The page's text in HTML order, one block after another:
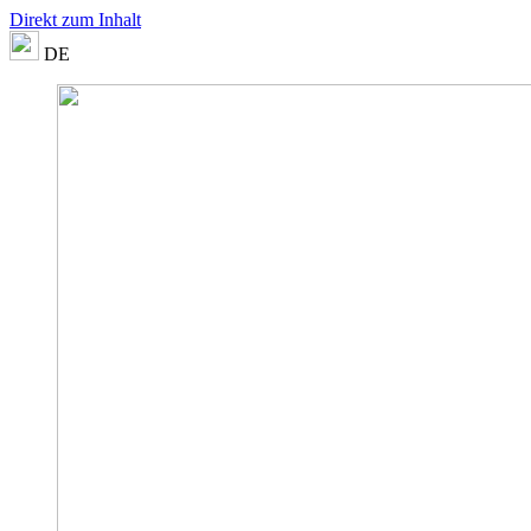
Direkt zum Inhalt
DE